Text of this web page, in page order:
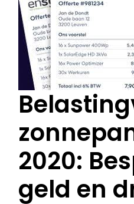
2020:
geld en